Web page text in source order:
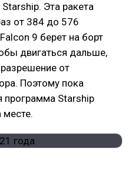
Эта ракета
от 384 до 576
9 берет на борт
двигаться дальше,
от
Поэтому пока
программа Starship
месте.